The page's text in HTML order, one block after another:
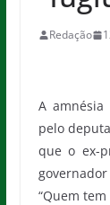
Redação
A
pelo
que o ex-
“Quem